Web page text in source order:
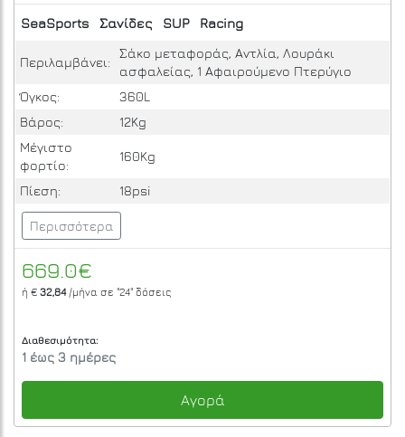
SeaSports Σανίδες SUP Racing
Περιλαμβάνει:
Σάκο μεταφοράς, Αντλία, Λουράκι
ασφαλείας, 1 Αφαιρούμενο Πτερύγιο
Όγκος:
360L
Βάρος:
12Kg
Μέγιστο
φορτίο:
160Kg
Πίεση: 18psi
Περισσότερα
669.0€
ή € 32,84/μήνα σε "24" δόσεις
Διαθεσιμότητα:
1 έως 3 ημέρες
Αγορά